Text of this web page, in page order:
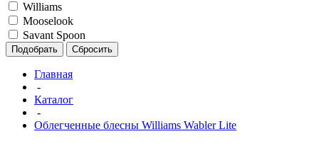
Williams
Mooselook
Savant Spoon
Подобрать Сбросить
Главная
-
Каталог
-
Облегченные блесны Williams Wabler Lite